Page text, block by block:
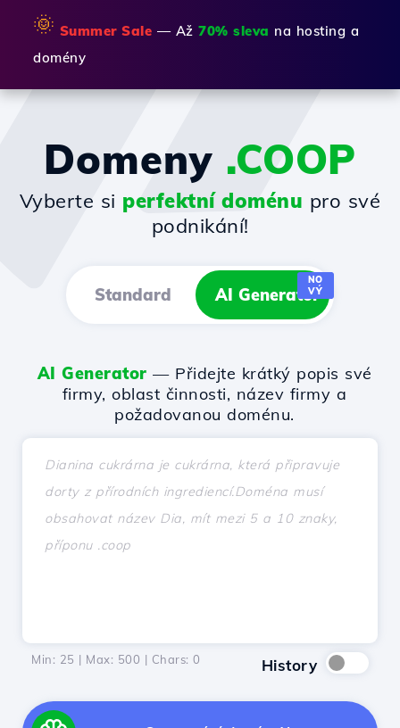
🌞 Summer Sale — Až 70% sleva na hosting a
domény
Domeny .COOP
Vyberte si perfektní doménu pro své
podnikání!
Standard AI Generator
NO
VÝ
AI Generator — Přidejte krátký popis své
firmy, oblast činnosti, název firmy a
požadovanou doménu.
Min: 25 | Max: 500 | Chars: 0 History